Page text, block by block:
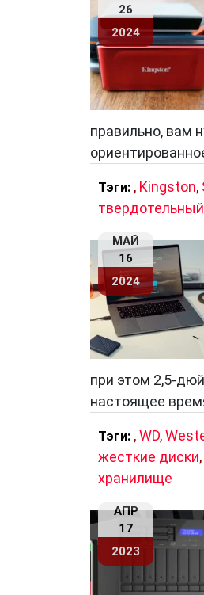
26
2024
правильно, вам
Тэги: , Kingston,
МАЙ
16
2024
при этом 2,5-
настоящее
Тэги: ,WD,
жесткие диски,
хранилище
АПР
17
2023